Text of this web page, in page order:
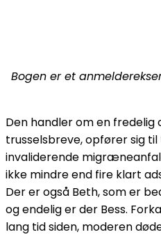
Bogen er et
Den handler om en fredelig
trusselsbreve, opfører sig
invaliderende
ikke mindre end fire klart
Der er også Beth, som er
og endelig er der Bess.
lang tid siden, moderen